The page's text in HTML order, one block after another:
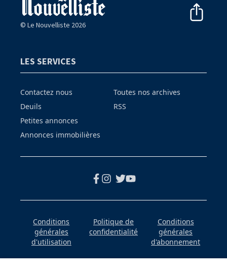
© Le Nouvelliste 2026
LES SERVICES
Contactez nous
Deuils
Petites annonces
Annonces immobilières
Toutes nos archives
RSS
Conditions
générales
d'utilisation
Politique de
confidentialité
Conditions
générales
d'abonnement